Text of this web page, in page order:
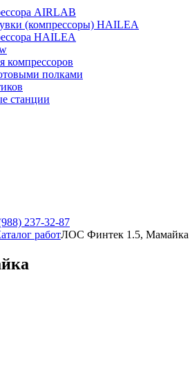
AIRLAB
(компрессоры) HAILEA
HAILEA
компрессоров
полками
станции
237-32-87
работЛОС Финтек 1.5, Мамайка